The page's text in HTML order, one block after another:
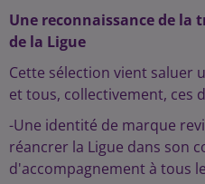
Une reconnaissance de
de la Ligue
Cette sélection vient saluer
et tous, collectivement, ces
-Une identité de marque
réancrer la Ligue dans son
d'accompagnement à tous